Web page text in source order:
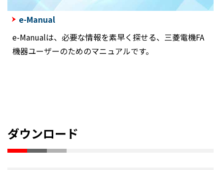
e-Manual
e-Manualは、必要な情報を素早く探せる、三菱電機FA
機器ユーザーのためのマニュアルです。
ダウンロード